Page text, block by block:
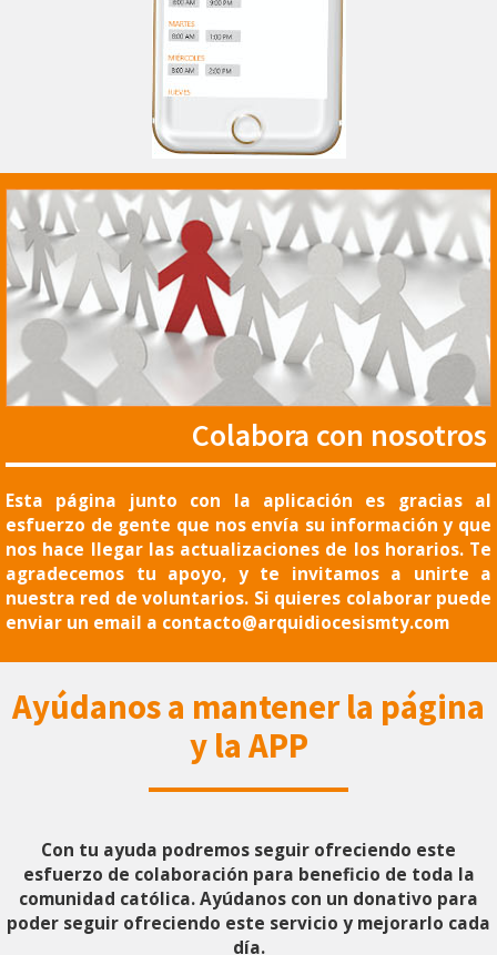
Colabora con nosotros
Esta página junto con la aplicación es gracias al
esfuerzo de gente que nos envía su información y que
nos hace llegar las actualizaciones de los horarios. Te
agradecemos tu apoyo, y te invitamos a unirte a
nuestra red de voluntarios. Si quieres colaborar puede
enviar un email a contacto@arquidiocesismty.com
Ayúdanos a mantener la página
y la APP
Con tu ayuda podremos seguir ofreciendo este
esfuerzo de colaboración para beneficio de toda la
comunidad católica. Ayúdanos con un donativo para
poder seguir ofreciendo este servicio y mejorarlo cada
día.